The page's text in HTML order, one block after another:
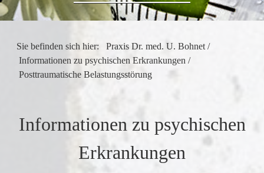
Sie befinden sich hier: Praxis Dr. med. U. Bohnet /
Informationen zu psychischen Erkrankungen /
Posttraumatische Belastungsstörung
Informationen zu psychischen
Erkrankungen